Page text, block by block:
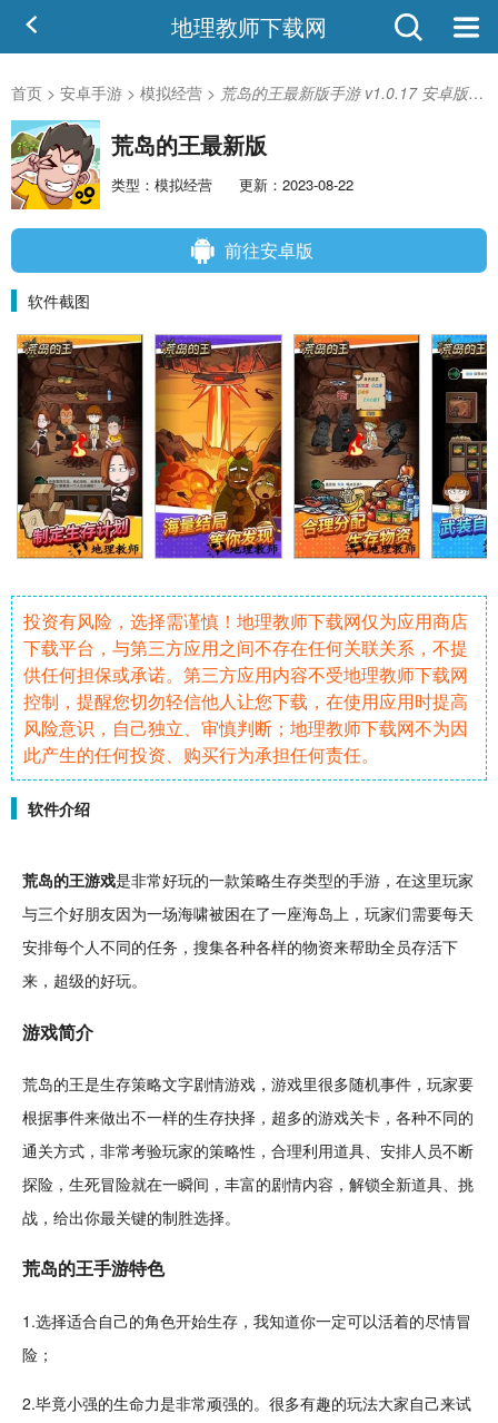
地理教师下载网
首页 > 安卓手游 > 模拟经营 > 荒岛的王最新版手游 v1.0.17 安卓版-手机版下载
荒岛的王最新版
类型：模拟经营 更新：2023-08-22
前往安卓版
软件截图
投资有风险，选择需谨慎！地理教师下载网仅为应用商店
下载平台，与第三方应用之间不存在任何关联关系，不提
供任何担保或承诺。第三方应用内容不受地理教师下载网
控制，提醒您切勿轻信他人让您下载，在使用应用时提高
风险意识，自己独立、审慎判断；地理教师下载网不为因
此产生的任何投资、购买行为承担任何责任。
软件介绍
荒岛的王游戏是非常好玩的一款策略生存类型的手游 ，在这里玩家
与三个好朋友因为一场海啸被困在了一座海岛上，玩家们需要每天
安排每个人不同的任务 ，搜集各种各样的物资来帮助全员存活下
来，超级的好玩。
游戏简介
荒岛的王是生存策略文字剧情游戏，游戏里很多随机事件，玩家要
根据事件来做出不一样的生存抉择，超多的游戏关卡 ，各种不同的
通关方式，非常考验玩家的策略性，合理利用道具、安排人员不断
探险 ，生死冒险就在一瞬间，丰富的剧情内容， 解锁全新道具、 挑
战 ，给出你最关键的制胜选择。
荒岛的王手游特色
1.选择适合自己的角色开始生存，我知道你一定可以活着的尽情冒
险；
2.毕竟小强的生命力是非常顽强的。很多有趣的玩法大家自己来试